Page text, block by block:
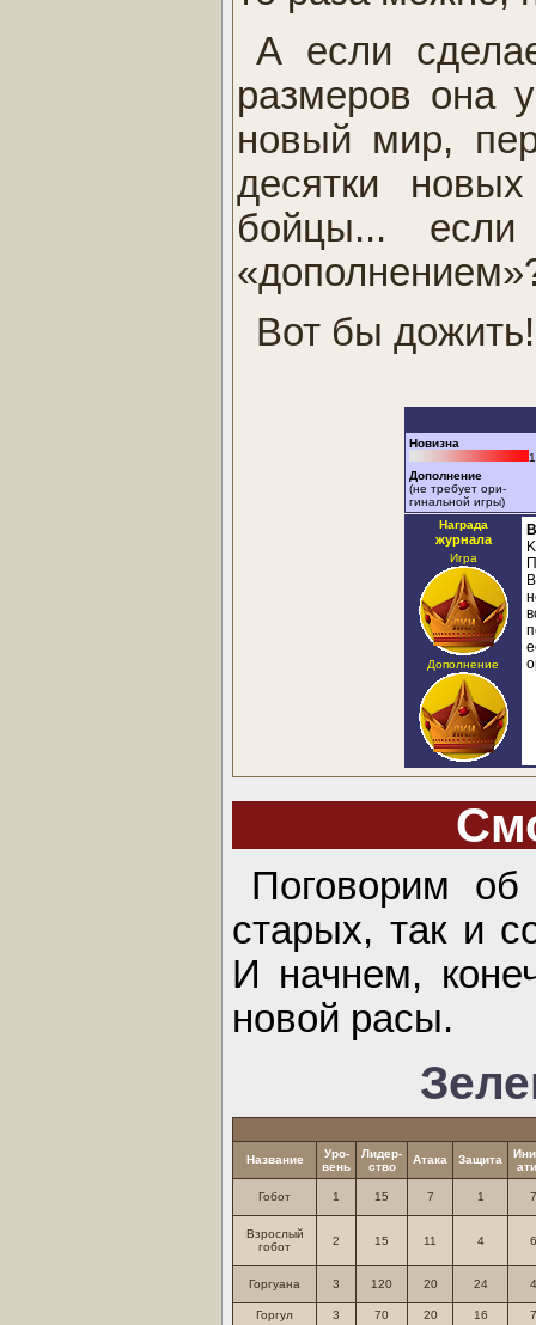
А если
размеров она
новый мир,
десятки
бойцы...
Вот бы дожить!
Новизна
Дополнение
(не требует ори-
гинальной игры)
Награда
журнала
Игра
Дополнение
Поговорим
старых, так и
И начнем,
новой расы.
Название
Уро-
вень
Лидер-
ство
Атака Защита
Гобот 1 15 7 1 7
Взрослый
гобот
2 15 11 4 6
Горгуана 3 120 20 24 4
Горгул 3 70 20 16 7